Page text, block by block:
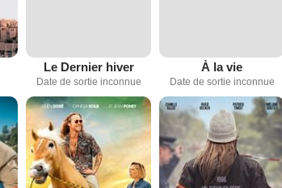
Le Dernier hiver
Date de sortie inconnue
À la vie
Date de sortie inconnue